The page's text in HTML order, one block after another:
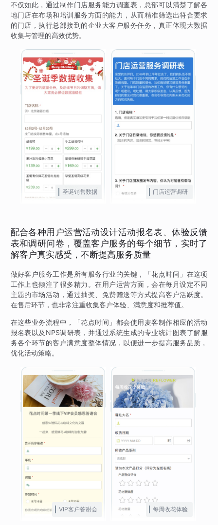
不仅如此，通过制作门店服务能力调查表，总部可以清楚了解各
地门店在布场和培训服务方面的能力，从而精准筛选出符合要求
的门店，执行总部接到的企业大客户服务任务，真正体现大数据
收集与管理的高效优势。
圣诞销售数据 门店运营调研
配合各种用户运营活动设计活动报名表、体验反馈
表和调研问卷，覆盖客户服务的每个细节，实时了
解客户真实感受，不断提高服务质量
做好客户服务工作是所有服务行业的关键，「花点时间」在这项
工作上也倾注了很多精力。在用户运营方面，会在每月设定不同
主题的市场活动，通过抽奖、免费赠送等方式提高客户活跃度。
在售后环节，也非常注重收集客户体验、满意度和推荐值。
在这些业务流程中，「花点时间」都会使用麦客制作相应的活动
报名表以及NPS调研表，并通过系统生成的专业统计图表了解服
务各个环节的客户满意度整体情况，以便进一步提高服务品质，
优化活动策略。
VIP客户答谢会 每周收花体验